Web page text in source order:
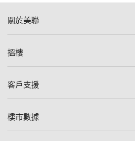
關於美聯
美聯集團
人才招募
搵樓
一手新盤
減價
客戶支援
自助放盤
樓市數據